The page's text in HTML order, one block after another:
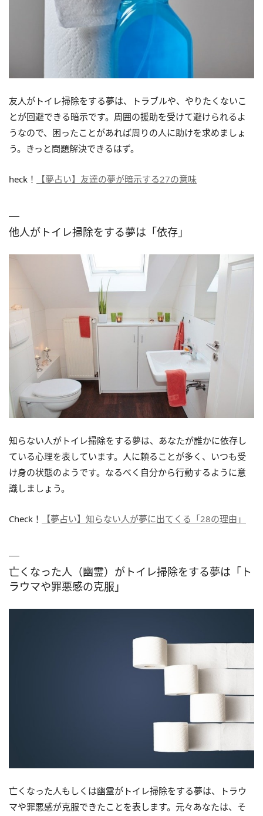
友人がトイレ掃除をする夢は、トラブルや、やりたくないこ
とが回避できる暗示です。周囲の援助を受けて避けられるよ
うなので、困ったことがあれば周りの人に助けを求めましょ
う。きっと問題解決できるはず。
heck！ 【夢占い】友達の夢が暗示する27の意味
他人がトイレ掃除をする夢は「依存」
知らない人がトイレ掃除をする夢は、あなたが誰かに依存し
ている心理を表しています。人に頼ることが多く、いつも受
け身の状態のようです。なるべく自分から行動するように意
識しましょう。
Check！ 【夢占い】知らない人が夢に出てくる「28の理由」
亡くなった人（幽霊）がトイレ掃除をする夢は「ト
ラウマや罪悪感の克服」
亡くなった人もしくは幽霊がトイレ掃除をする夢は、トラウ
マや罪悪感が克服できたことを表します。元々あなたは、そ